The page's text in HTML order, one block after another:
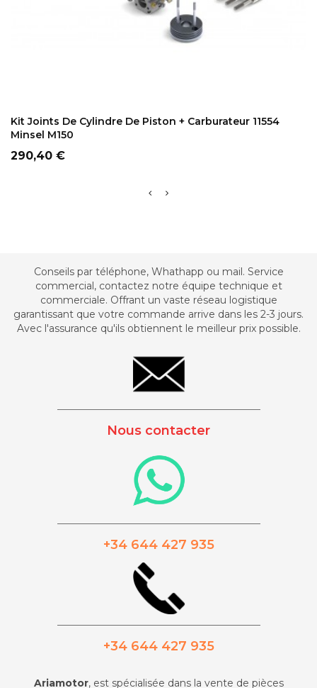
Kit Joints De Cylindre De Piston + Carburateur 11554
Minsel M150
Prix
290,40 €
Conseils par téléphone, Whathapp ou mail. Service
commercial, contactez notre équipe technique et
commerciale. Offrant un vaste réseau logistique
garantissant que votre commande arrive dans les 2-3 jours.
Avec l'assurance qu'ils obtiennent le meilleur prix possible.
Nous contacter
+34 644 427 935
+34 644 427 935
Ariamotor, est spécialisée dans la vente de pièces